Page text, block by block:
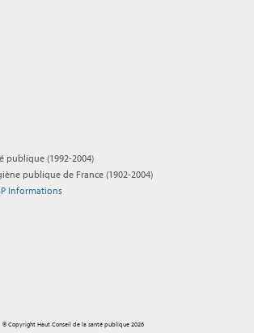
publique (1992-2004)
publique de France (1902-2004)
Informations
© Copyright Haut Conseil de la santé publique 2026